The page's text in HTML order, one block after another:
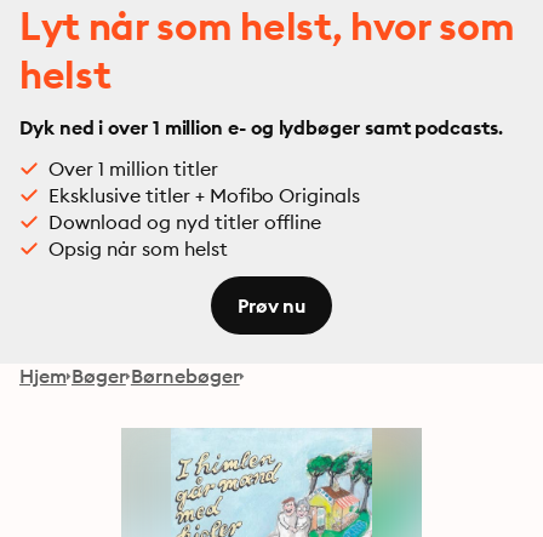
Lyt når som helst, hvor som
helst
Dyk ned i over 1 million e- og lydbøger samt podcasts.
Over 1 million titler
Eksklusive titler + Mofibo Originals
Download og nyd titler offline
Opsig når som helst
Prøv nu
Hjem Bøger Børnebøger